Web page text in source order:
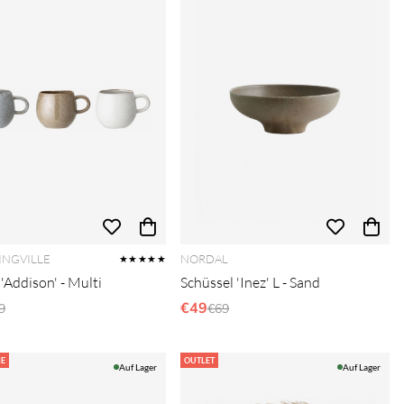
★★★★★
'Addison' - Multi
Preis:
NORDAL
Schüssel 'Inez' L - Sand
€49Regulärer Preis:
€69
Auf Lager
OUTLET
Auf Lager